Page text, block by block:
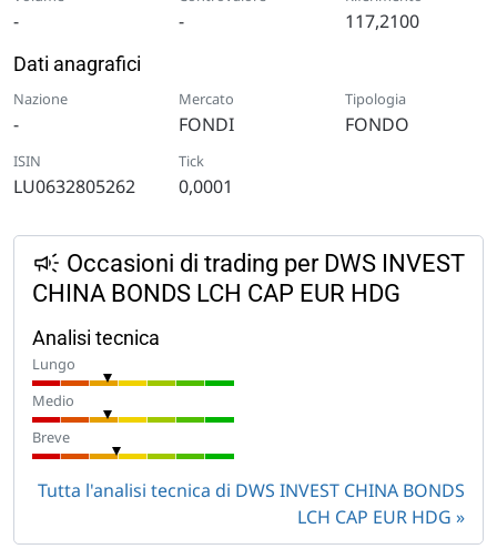
- - 117,2100
Dati anagrafici
Nazione
-
Mercato
FONDI
Tipologia
FONDO
ISIN
LU0632805262
Tick
0,0001
Occasioni di trading per DWS INVEST
CHINA BONDS LCH CAP EUR HDG
Analisi tecnica
Lungo
Medio
Breve
Tutta l'analisi tecnica di DWS INVEST CHINA BONDS
LCH CAP EUR HDG